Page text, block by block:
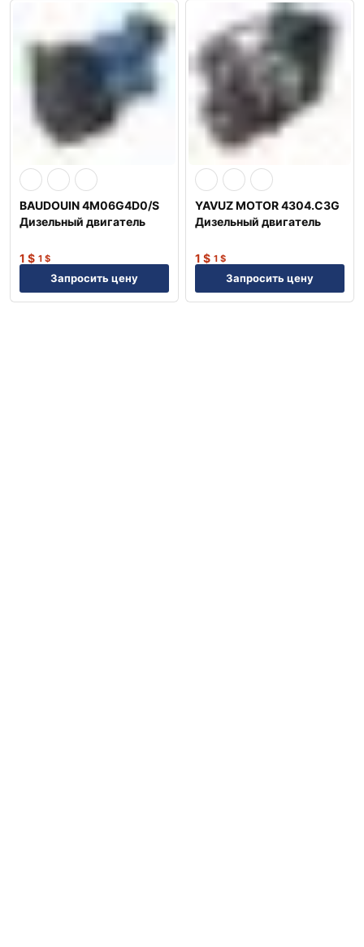
BAUDOUIN 4M06G4D0/S
Дизельный двигатель
1 $ 1 $
Запросить цену
YAVUZ MOTOR 4304.C3G
Дизельный двигатель
1 $ 1 $
Запросить цену